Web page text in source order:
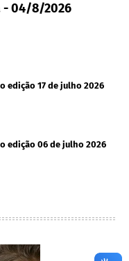
- 04/8/2026
edição 17 de julho 2026
edição 06 de julho 2026